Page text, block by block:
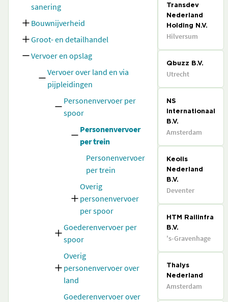
sanering
Bouwnijverheid
Groot- en detailhandel
Vervoer en opslag
Vervoer over land en via
pijpleidingen
Personenvervoer per
spoor
Personenvervoer
per trein
Personenvervoer
per trein
Overig
personenvervoer
per spoor
Goederenvervoer per
spoor
Overig
personenvervoer over
land
Goederenvervoer over
Transdev
Nederland
Holding N.V.
Hilversum
Qbuzz B.V.
Utrecht
NS
Internationaal
B.V.
Amsterdam
Keolis
Nederland
B.V.
Deventer
HTM Railinfra
B.V.
's-Gravenhage
Thalys
Nederland
Amsterdam